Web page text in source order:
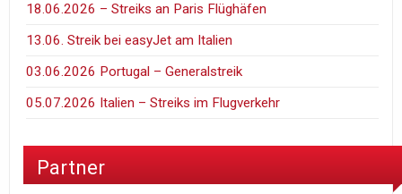
18.06.2026 – Streiks an Paris Flüghäfen
13.06. Streik bei easyJet am Italien
03.06.2026 Portugal – Generalstreik
05.07.2026 Italien – Streiks im Flugverkehr
Partner